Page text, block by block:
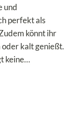
und
perfekt als
könnt ihr
oder kalt genießt.
keine…